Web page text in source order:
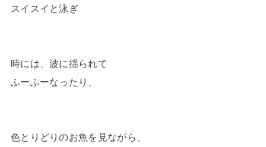
スイスイと泳ぎ
時には、波に揺られて
ふーふーなったり、
色とりどりのお魚を見ながら、